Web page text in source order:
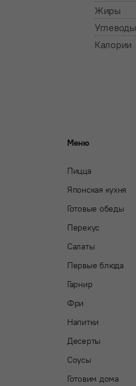
Жиры
Углеводы
Калории
Меню
Пицца
Японская кухня
Готовые обеды
Перекус
Салаты
Первые блюда
Гарнир
Фри
Напитки
Десерты
Соусы
Готовим дома